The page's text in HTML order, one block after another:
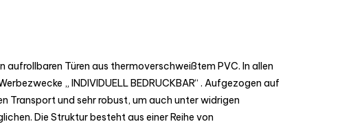
Türen aus thermoverschweißtem PVC. In allen
„ INDIVIDUELL BEDRUCKBAR“ . Aufgezogen auf
Transport und sehr robust, um auch unter widrigen
Die Struktur besteht aus einer Reihe von